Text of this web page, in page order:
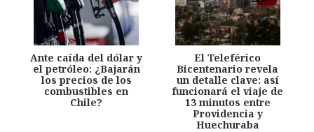
Ante caída del dólar y
el petróleo: ¿Bajarán
los precios de los
combustibles en
Chile?
El Teleférico
Bicentenario revela
un detalle clave: así
funcionará el viaje de
13 minutos entre
Providencia y
Huechuraba